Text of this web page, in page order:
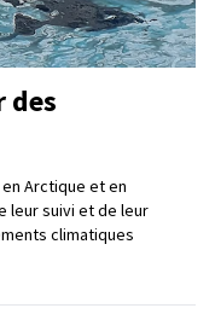
des
Arctique et en
leur suivi et de leur
climatiques